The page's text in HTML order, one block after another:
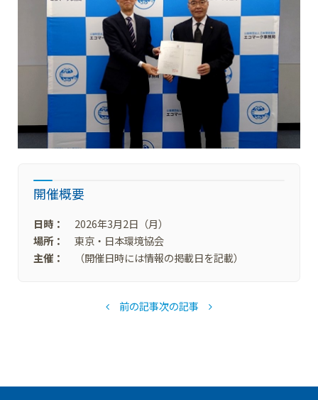
開催概要
日時：
2026年3月2日（月）
場所：
東京・日本環境協会
主催：
（開催日時には情報の掲載日を記載）
前の記事次の記事